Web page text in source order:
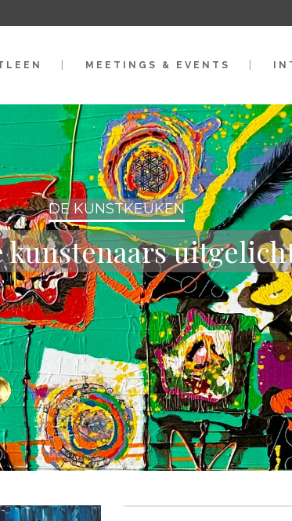
MEETINGS & EVENTS
DE KUNSTKEUKEN
kunstenaars